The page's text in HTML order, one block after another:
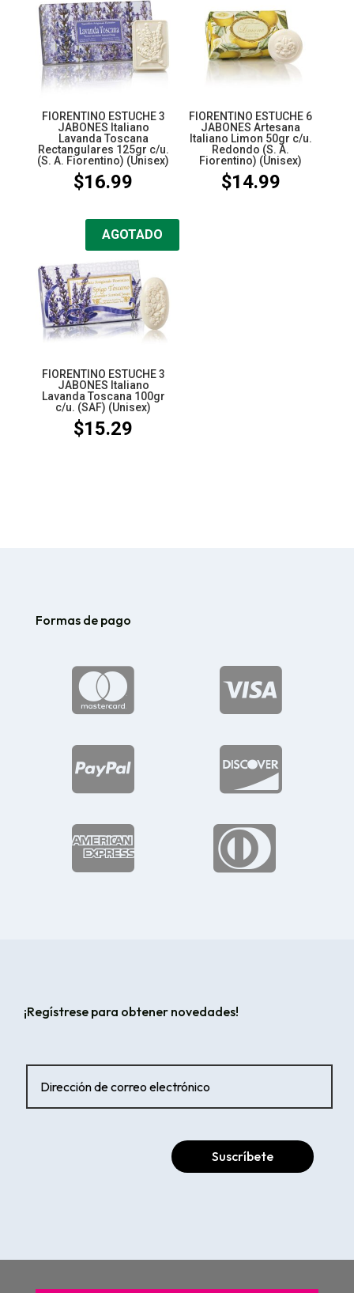
FIORENTINO ESTUCHE 3
JABONES Italiano
Lavanda Toscana
Rectangulares 125gr c/u.
(S. A. Fiorentino) (Unisex)
$16.99
FIORENTINO ESTUCHE 6
JABONES Artesana
Italiano Limon 50gr c/u.
Redondo (S. A.
Fiorentino) (Unisex)
$14.99
AGOTADO
FIORENTINO ESTUCHE 3
JABONES Italiano
Lavanda Toscana 100gr
c/u. (SAF) (Unisex)
$15.29
Formas de pago






¡Regístrese para obtener novedades!
Suscríbete